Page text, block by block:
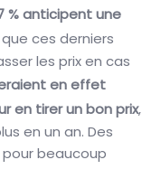
% anticipent une
ces derniers
les prix en cas
en effet
en tirer un bon prix,
en un an. Des
pour beaucoup